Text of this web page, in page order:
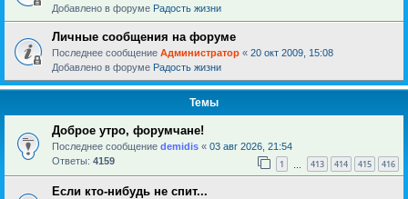
Добавлено в форуме Радость жизни
Личные сообщения на форуме
Последнее сообщение Администратор « 20 окт 2009, 15:08
Добавлено в форуме Радость жизни
Темы
Доброе утро, форумчане!
Последнее сообщение demidis « 03 авг 2026, 21:54
Ответы: 4159 1 413 414 415 416
Если кто-нибудь не спит...